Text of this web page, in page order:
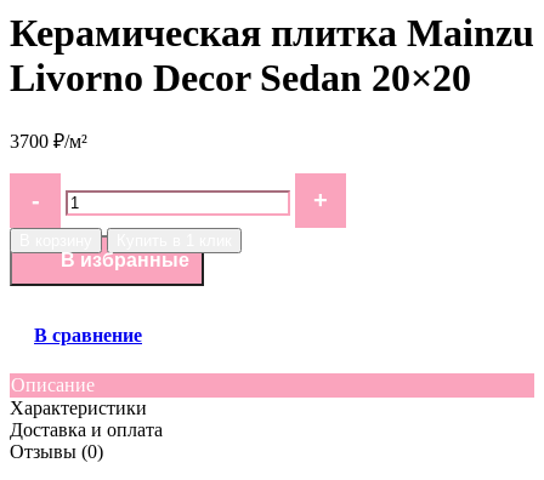
Керамическая плитка Mainzu
Livorno Decor Sedan 20×20
3700 ₽/м²
В избранные
В сравнение
Описание
Характеристики
Доставка и оплата
Отзывы (0)